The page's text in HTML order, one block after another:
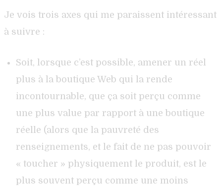
Je vois trois axes qui me paraissent intéressant
à suivre :
Soit, lorsque c’est possible, amener un réel
plus à la boutique Web qui la rende
incontournable, que ça soit perçu comme
une plus value par rapport à une boutique
réelle (alors que la pauvreté des
renseignements, et le fait de ne pas pouvoir
« toucher » physiquement le produit, est le
plus souvent perçu comme une moins